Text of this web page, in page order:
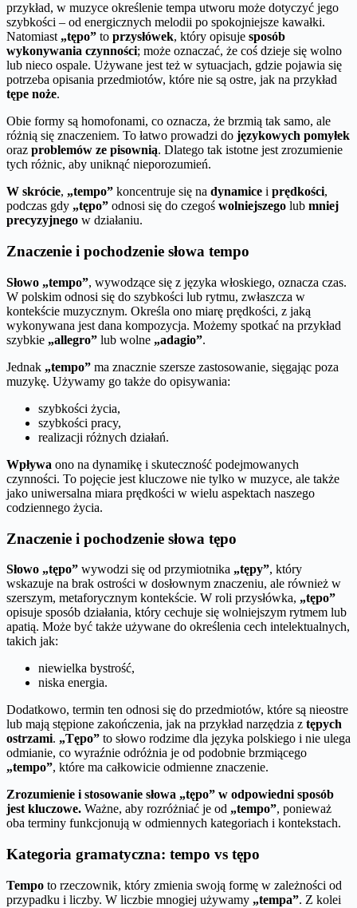
przykład, w muzyce określenie tempa utworu może dotyczyć jego
szybkości – od energicznych melodii po spokojniejsze kawałki.
Natomiast „tępo” to przysłówek, który opisuje sposób
wykonywania czynności; może oznaczać, że coś dzieje się wolno
lub nieco ospale. Używane jest też w sytuacjach, gdzie pojawia się
potrzeba opisania przedmiotów, które nie są ostre, jak na przykład
tępe noże.
Obie formy są homofonami, co oznacza, że brzmią tak samo, ale
różnią się znaczeniem. To łatwo prowadzi do językowych pomyłek
oraz problemów ze pisownią. Dlatego tak istotne jest zrozumienie
tych różnic, aby uniknąć nieporozumień.
W skrócie, „tempo” koncentruje się na dynamice i prędkości,
podczas gdy „tępo” odnosi się do czegoś wolniejszego lub mniej
precyzyjnego w działaniu.
Znaczenie i pochodzenie słowa tempo
Słowo „tempo”, wywodzące się z języka włoskiego, oznacza czas.
W polskim odnosi się do szybkości lub rytmu, zwłaszcza w
kontekście muzycznym. Określa ono miarę prędkości, z jaką
wykonywana jest dana kompozycja. Możemy spotkać na przykład
szybkie „allegro” lub wolne „adagio”.
Jednak „tempo” ma znacznie szersze zastosowanie, sięgając poza
muzykę. Używamy go także do opisywania:
szybkości życia,
szybkości pracy,
realizacji różnych działań.
Wpływa ono na dynamikę i skuteczność podejmowanych
czynności. To pojęcie jest kluczowe nie tylko w muzyce, ale także
jako uniwersalna miara prędkości w wielu aspektach naszego
codziennego życia.
Znaczenie i pochodzenie słowa tępo
Słowo „tępo” wywodzi się od przymiotnika „tępy”, który
wskazuje na brak ostrości w dosłownym znaczeniu, ale również w
szerszym, metaforycznym kontekście. W roli przysłówka, „tępo”
opisuje sposób działania, który cechuje się wolniejszym rytmem lub
apatią. Może być także używane do określenia cech intelektualnych,
takich jak:
niewielka bystrość,
niska energia.
Dodatkowo, termin ten odnosi się do przedmiotów, które są nieostre
lub mają stępione zakończenia, jak na przykład narzędzia z tępych
ostrzami. „Tępo” to słowo rodzime dla języka polskiego i nie ulega
odmianie, co wyraźnie odróżnia je od podobnie brzmiącego
„tempo”, które ma całkowicie odmienne znaczenie.
Zrozumienie i stosowanie słowa „tępo” w odpowiedni sposób
jest kluczowe. Ważne, aby rozróżniać je od „tempo”, ponieważ
oba terminy funkcjonują w odmiennych kategoriach i kontekstach.
Kategoria gramatyczna: tempo vs tępo
Tempo to rzeczownik, który zmienia swoją formę w zależności od
przypadku i liczby. W liczbie mnogiej używamy „tempa”. Z kolei